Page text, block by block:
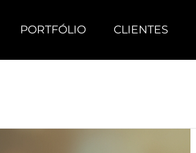
PORTFÓLIO CLIENTES